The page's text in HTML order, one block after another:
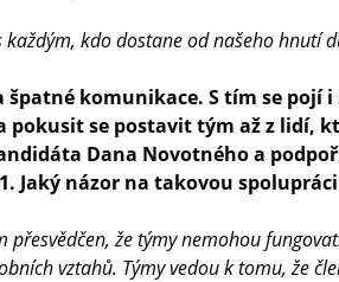
kdo dostane od našeho hnutí
komunikace. S tím se pojí i
se postavit tým až z lidí,
Dana Novotného a
Jaký názor na takovou
že týmy nemohou
vztahů. Týmy vedou k tomu, že